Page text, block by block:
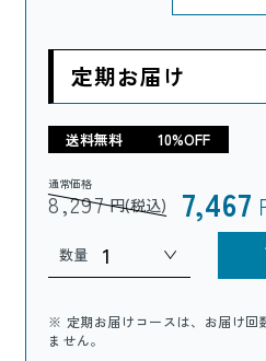
定期お届け
送料無料 10%OFF
通常価格
8,297 円(税込) 7,467
数量
※ 定期お届けコースは、お届け回
ません。